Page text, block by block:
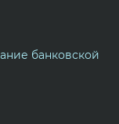
банковской